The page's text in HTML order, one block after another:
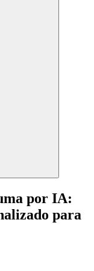
por IA:
para